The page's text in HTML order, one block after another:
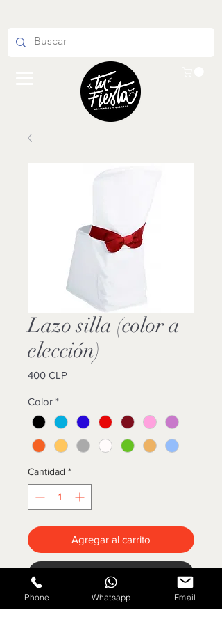
Lazo silla (color a
elección)
400 CLPPrecio
Color *
Cantidad *
Agregar al carrito
Cotizar
Lazo para silla
Phone Whatsapp Email